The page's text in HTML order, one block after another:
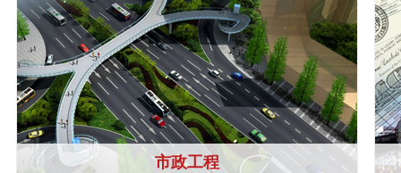
市政工程